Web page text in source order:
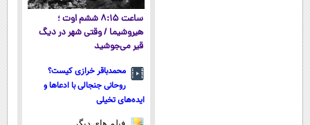
ساعت ۸:۱۵ ششم اوت ؛
هیروشیما / وقتی شهر در دیگ
قیر می‌جوشید
محمدباقر خرازی کیست؟
روحانی جنجالی با ادعاها و
ایده‌های تخیلی